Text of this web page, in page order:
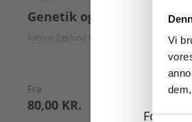
Vi
Genetik og
Katrine Egelund Pedersen Maria Louise
Fra
80,00 KR.
For